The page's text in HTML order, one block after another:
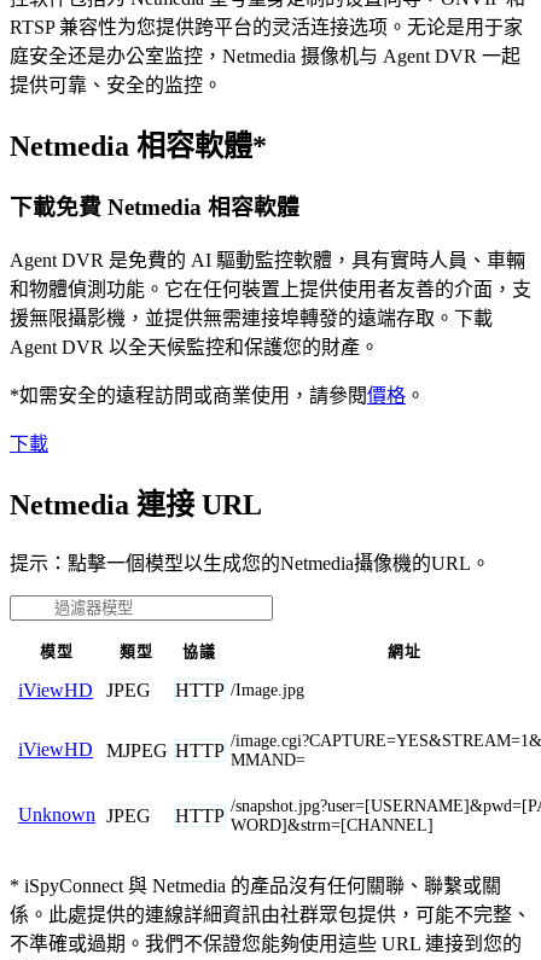
RTSP 兼容性为您提供跨平台的灵活连接选项。无论是用于家
庭安全还是办公室监控，Netmedia 摄像机与 Agent DVR 一起
提供可靠、安全的监控。
Netmedia 相容軟體*
下載免費 Netmedia 相容軟體
Agent DVR 是免費的 AI 驅動監控軟體，具有實時人員、車輛
和物體偵測功能。它在任何裝置上提供使用者友善的介面，支
援無限攝影機，並提供無需連接埠轉發的遠端存取。下載
Agent DVR 以全天候監控和保護您的財產。
*如需安全的遠程訪問或商業使用，請參閱價格 。
下載
Netmedia 連接 URL
提示：點擊一個模型以生成您的Netmedia攝像機的URL。
模型 類型 協議 網址
iViewHD JPEG HTTP /Image.jpg
iViewHD MJPEG HTTP /
MMAND=
Unknown JPEG HTTP /
WORD]&strm=[CHANNEL]
* iSpyConnect 與 Netmedia 的產品沒有任何關聯、聯繫或關
係。此處提供的連線詳細資訊由社群眾包提供，可能不完整、
不準確或過期。我們不保證您能夠使用這些 URL 連接到您的